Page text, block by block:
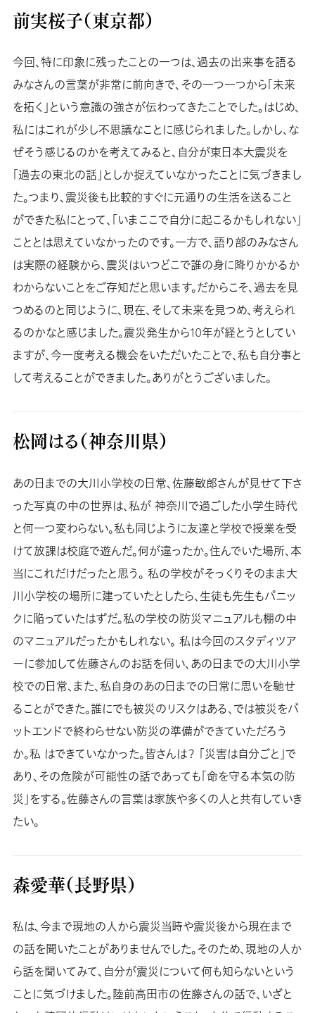
前実桜子（東京都）
今回、特に印象に残ったことの一つは、過去の出来事を語る
みなさんの言葉が非常に前向きで、その一つ一つから「未来
を拓く」という意識の強さが伝わってきたことでした。はじめ、
私にはこれが少し不思議なことに感じられました。しかし、な
ぜそう感じるのかを考えてみると、自分が東日本大震災を
「過去の東北の話」としか捉えていなかったことに気づきまし
た。つまり、震災後も比較的すぐに元通りの生活を送ること
ができた私にとって、「いまここで自分に起こるかもしれない」
こととは思えていなかったのです。一方で、語り部のみなさん
は実際の経験から、震災はいつどこで誰の身に降りかかるか
わからないことをご存知だと思います。だからこそ、過去を見
つめるのと同じように、現在、そして未来を見つめ、考えられ
るのかなと感じました。震災発生から10年が経とうとしてい
ますが、今一度考える機会をいただいたことで、私も自分事と
して考えることができました。ありがとうございました。
松岡はる（神奈川県）
あの日までの大川小学校の日常、佐藤敏郎さんが見せて下さ
った写真の中の世界は、私が 神奈川で過ごした小学生時代
と何一つ変わらない。私も同じように友達と学校で授業を受
けて放課は校庭で遊んだ。何が違ったか。住んでいた場所、本
当にこれだけだったと思う。 私の学校がそっくりそのまま大
川小学校の場所に建っていたとしたら、生徒も先生もパニッ
クに陥っていたはずだ。私の学校の防災マニュアルも棚の中
のマニュアルだったかもしれない。 私は今回のスタディツア
ーに参加して佐藤さんのお話を伺い、あの日までの大川小学
校での日常、また、私自身のあの日までの日常に思いを馳せ
ることができた。誰にでも被災のリスクはある、では被災をバ
ットエンドで終わらせない防災の準備ができていただろう
か。私 はできていなかった。皆さんは？ 「災害は自分ごと」で
あり、その危険が可能性の話であっても「命を守る本気の防
災」をする。佐藤さんの言葉は家族や多くの人と共有していき
たい。
森愛華（長野県）
私は、今まで現地の人から震災当時や震災後から現在まで
の話を聞いたことがありませんでした。そのため、現地の人か
ら話を聞いてみて、自分が震災について何も知らないという
ことに気づけました。陸前高田市の佐藤さんの話で、いざと